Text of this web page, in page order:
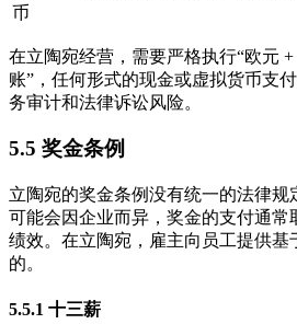
币
在立陶宛经营，需要严格执行“欧元
账”，任何形式的现金或虚拟货币支
务审计和法律诉讼风险。
5.5 奖金条例
立陶宛的奖金条例没有统一的法律规
可能会因企业而异，奖金的支付通常
绩效。在立陶宛，雇主向员工提供基
的。
5.5.1 十三薪